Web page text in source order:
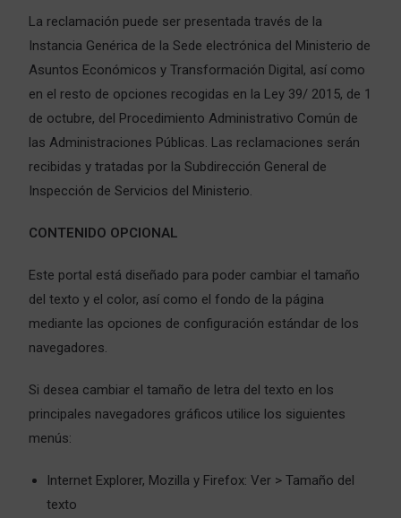
La reclamación puede ser presentada través de la
Instancia Genérica de la Sede electrónica del Ministerio de
Asuntos Económicos y Transformación Digital, así como
en el resto de opciones recogidas en la Ley 39/ 2015, de 1
de octubre, del Procedimiento Administrativo Común de
las Administraciones Públicas. Las reclamaciones serán
recibidas y tratadas por la Subdirección General de
Inspección de Servicios del Ministerio.
CONTENIDO OPCIONAL
Este portal está diseñado para poder cambiar el tamaño
del texto y el color, así como el fondo de la página
mediante las opciones de configuración estándar de los
navegadores.
Si desea cambiar el tamaño de letra del texto en los
principales navegadores gráficos utilice los siguientes
menús:
Internet Explorer, Mozilla y Firefox: Ver > Tamaño del
texto